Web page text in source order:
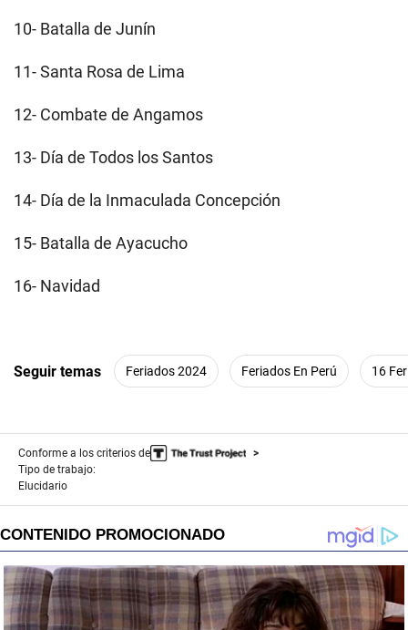
10- Batalla de Junín
11- Santa Rosa de Lima
12- Combate de Angamos
13- Día de Todos los Santos
14- Día de la Inmaculada Concepción
15- Batalla de Ayacucho
16- Navidad
Seguir temas Feriados 2024 Feriados En Perú 16
Conforme a los criterios de
Tipo de trabajo:
Elucidario